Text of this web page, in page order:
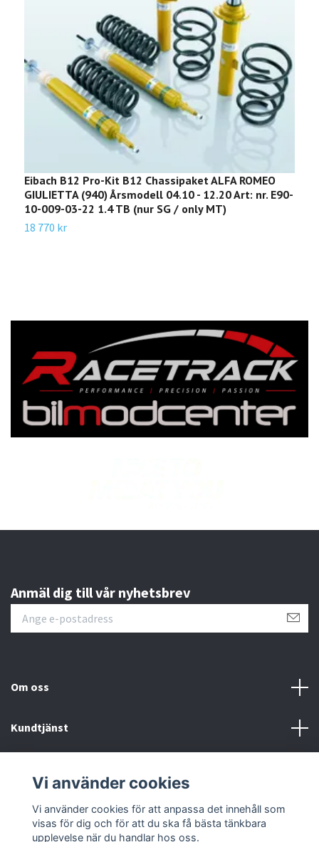
Eibach B12 Pro-Kit B12 Chassipaket ALFA ROMEO
GIULIETTA (940) Årsmodell 04.10 - 12.20 Art: nr. E90-
10-009-03-22 1.4 TB (nur SG / only MT)
18 770 kr
Anmäl dig till vår nyhetsbrev
Om oss
Kundtjänst
Sociala medier
Vi använder cookies
Vi använder cookies för att anpassa det innehåll som
visas för dig och för att du ska få bästa tänkbara
upplevelse när du handlar hos oss.